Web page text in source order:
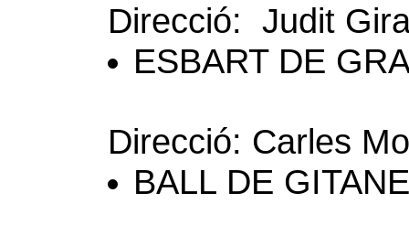
Direcció: Judit
ESBART DE
Direcció: Carles
BALL DE